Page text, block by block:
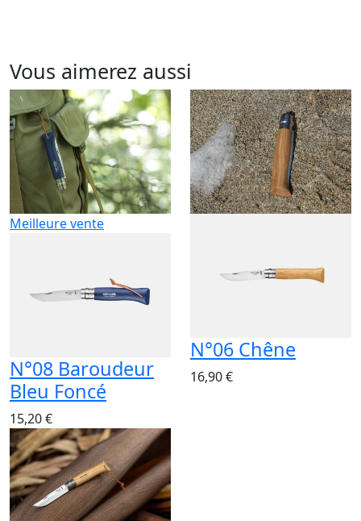
Vous aimerez aussi
Meilleure vente
N°08 Baroudeur
Bleu Foncé
15,20 €
N°06 Chêne
16,90 €